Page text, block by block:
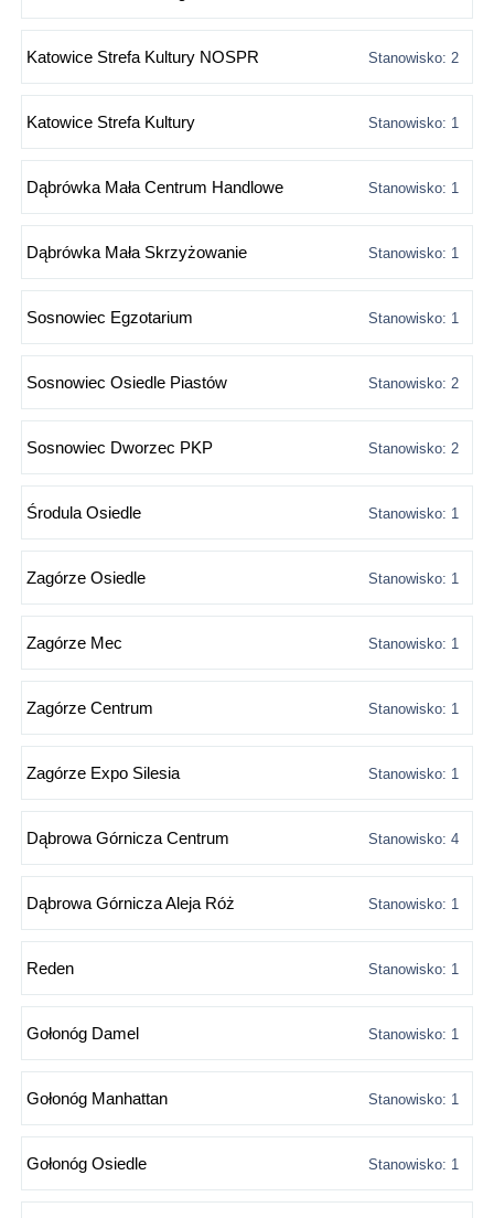
Katowice Strefa Kultury NOSPR Stanowisko: 2
Katowice Strefa Kultury Stanowisko: 1
Dąbrówka Mała Centrum Handlowe Stanowisko: 1
Dąbrówka Mała Skrzyżowanie Stanowisko: 1
Sosnowiec Egzotarium Stanowisko: 1
Sosnowiec Osiedle Piastów Stanowisko: 2
Sosnowiec Dworzec PKP Stanowisko: 2
Środula Osiedle Stanowisko: 1
Zagórze Osiedle Stanowisko: 1
Zagórze Mec Stanowisko: 1
Zagórze Centrum Stanowisko: 1
Zagórze Expo Silesia Stanowisko: 1
Dąbrowa Górnicza Centrum Stanowisko: 4
Dąbrowa Górnicza Aleja Róż Stanowisko: 1
Reden Stanowisko: 1
Gołonóg Damel Stanowisko: 1
Gołonóg Manhattan Stanowisko: 1
Gołonóg Osiedle Stanowisko: 1